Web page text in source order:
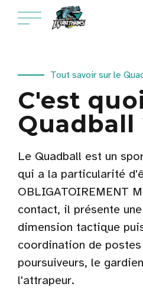
Tout savoir sur le
C'est
Quadball
Le Quadball est un
qui a la particularité
OBLIGATOIREMENT
contact, il présente
dimension tactique
coordination de
poursuiveurs, le
l'attrapeur.